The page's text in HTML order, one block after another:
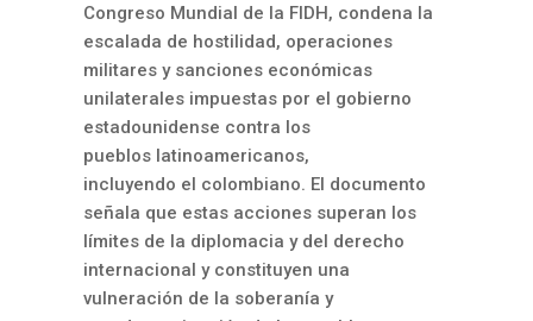
Congreso Mundial de la FIDH, condena la
escalada de hostilidad, operaciones
militares y sanciones económicas
unilaterales impuestas por el gobierno
estadounidense contra los
pueblos latinoamericanos,
incluyendo el colombiano. El documento
señala que estas acciones superan los
límites de la diplomacia y del derecho
internacional y constituyen una
vulneración de la soberanía y